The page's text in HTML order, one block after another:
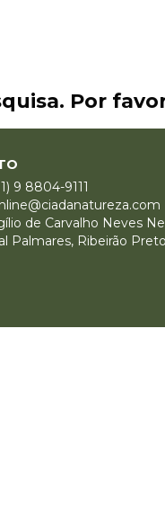
Por
9 8804-9111
de Carvalho Neves
Palmares, Ribeirão